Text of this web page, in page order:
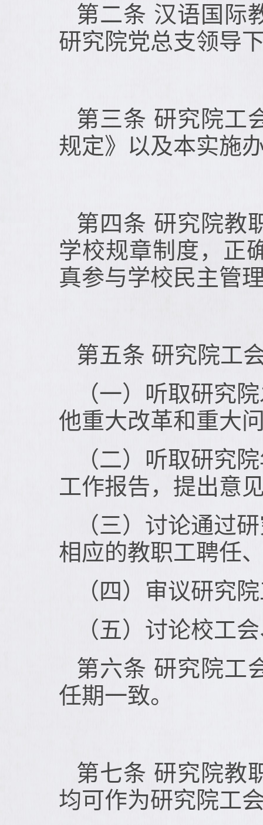
第二条 汉语国际
研究院党总支领导
第三条 研究院工
规定》以及本实施
第四条 研究院教
学校规章制度，正
真参与学校民主管
第五条 研究院工
（一）听取研究
他重大改革和重大
（二）听取研究
工作报告，提出意
（三）讨论通过
相应的教职工聘任
（四）审议研究
（五）讨论校工
第六条 研究院工
任期一致。
第七条 研究院教
均可作为研究院工